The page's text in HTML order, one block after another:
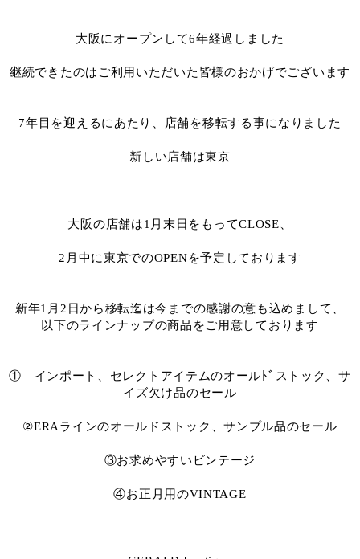
大阪にオープンして6年経過しました
継続できたのはご利用いただいた皆様のおかげでございます
7年目を迎えるにあたり、店舗を移転する事になりました
新しい店舗は東京
大阪の店舗は1月末日をもってCLOSE、
2月中に東京でのOPENを予定しております
新年1月2日から移転迄は今までの感謝の意も込めまして、
以下のラインナップの商品をご用意しております
① インポート、セレクトアイテムのオールﾄﾞストック、サ
イズ欠け品のセール
②ERAラインのオールドストック、サンプル品のセール
③お求めやすいビンテージ
④お正月用のVINTAGE